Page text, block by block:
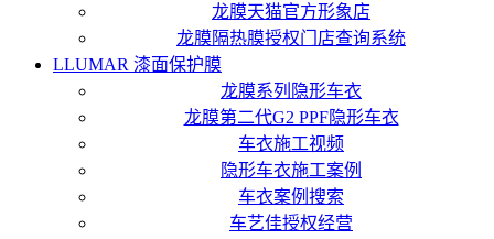
龙膜天猫官方形象店
龙膜隔热膜授权门店查询系统
LLUMAR 漆面保护膜
龙膜系列隐形车衣
龙膜第二代G2 PPF隐形车衣
车衣施工视频
隐形车衣施工案例
车衣案例搜索
车艺佳授权经营